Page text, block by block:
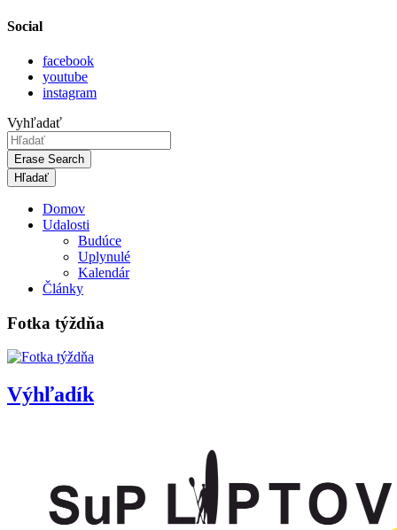
Social
facebook
youtube
instagram
Vyhľadať
Erase Search
Domov
Udalosti
Budúce
Uplynulé
Kalendár
Články
Fotka týždňa
Výhľadík